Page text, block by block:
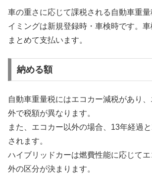
車の重さに応じて課税される自動車重
イミングは新規登録時・車検時です。
まとめて支払います。
納める額
自動車重量税にはエコカー減税があり
外で税額が異なります。
また、エコカー以外の場合、13年経過
されます。
ハイブリッドカーは燃費性能に応じて
外の区分が決まります。